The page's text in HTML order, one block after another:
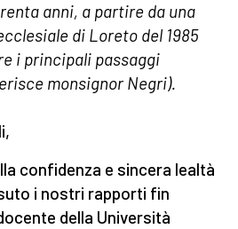
anni, a partire da una
di Loreto del 1985
i principali passaggi
monsignor Negri).
confidenza e sincera lealtà
i nostri rapporti fin
della Università